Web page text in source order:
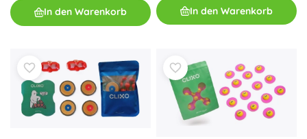
In den Warenkorb In den Warenkorb